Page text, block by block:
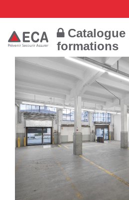
Catalogue
formations